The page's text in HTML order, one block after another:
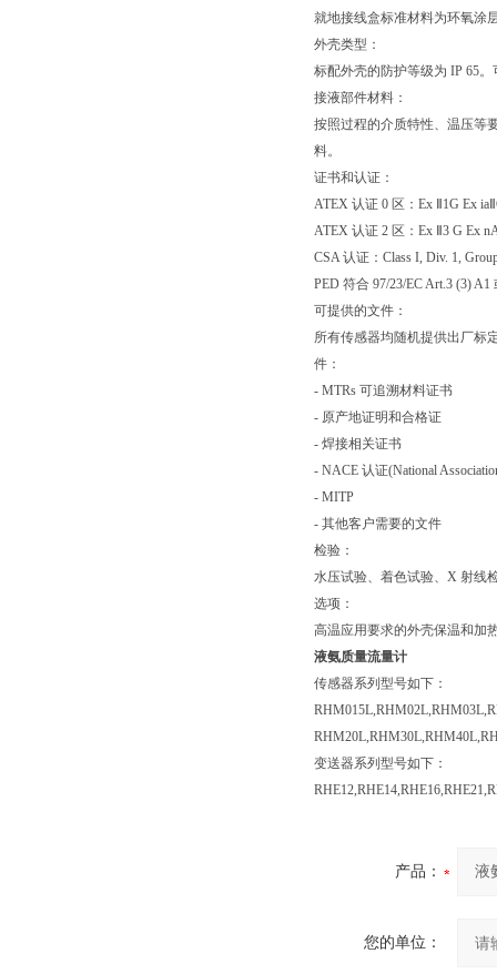
就地接线盒标准材料为环氧涂
外壳类型：
标配外壳的防护等级为 IP 65
接液部件材料：
按照过程的介质特性、温压等
料。
证书和认证：
ATEX 认证 0 区：Ex Ⅱ1G Ex
ATEX 认证 2 区：Ex Ⅱ3 G Ex
CSA 认证：Class I, Div. 1,
PED 符合 97/23/EC Art.3 (3) A1
可提供的文件：
所有传感器均随机提供出厂标
件：
- MTRs 可追溯材料证书
- 原产地证明和合格证
- 焊接相关证书
- NACE 认证(National
- MITP
- 其他客户需要的文件
检验：
水压试验、着色试验、X 射线
选项：
高温应用要求的外壳保温和加
液氨质量流量计
传感器系列型号如下：
变送器系列型号如下：
产品：
您的单位：